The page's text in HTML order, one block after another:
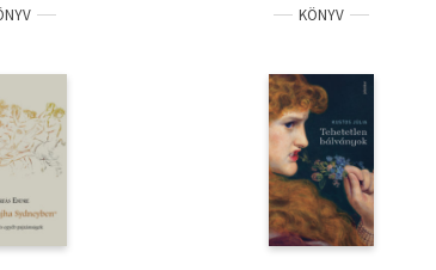
KÖNYV